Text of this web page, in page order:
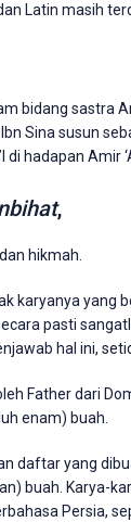
Latin masih
bidang sastra
Sina susun
hadapan Amir
,
hikmah.
karyanya yang
pasti
hal ini,
Father dari
enam) buah.
daftar yang
buah. Karya-
Persia,